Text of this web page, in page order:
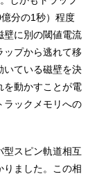
分の1秒）程度
壁に別の閾値電流
ップから逃れて移
いている磁壁を決
を動かすことが電
ラックメモリへの
型スピン軌道相互
りました。この相